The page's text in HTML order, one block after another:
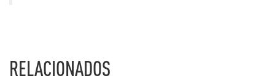
RELACIONADOS